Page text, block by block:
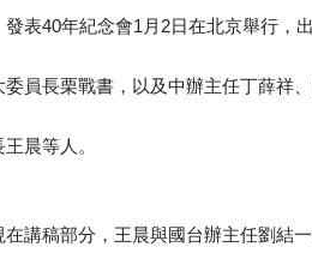
發表40年紀念會1月2日在北京舉行，
員長栗戰書，以及中辦主任丁薛祥
晨等人。
在講稿部分，王晨與國台辦主任劉結